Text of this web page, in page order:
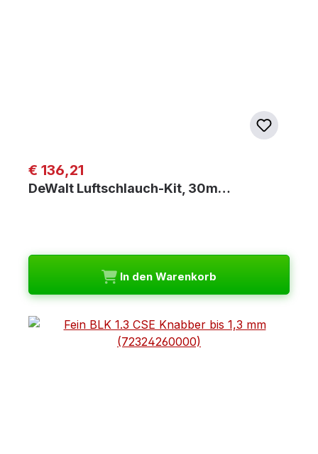
Regulärer Preis:
€ 136,21
DeWalt Luftschlauch-Kit, 30m…
In den Warenkorb